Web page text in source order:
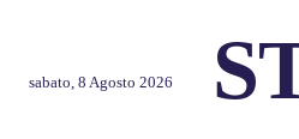
sabato, 8 Agosto 2026